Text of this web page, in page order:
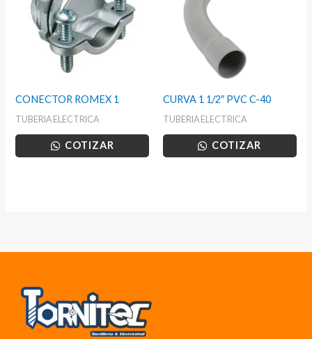
CONECTOR ROMEX 1
TUBERIA ELECTRICA
COTIZAR
CURVA 1 1/2″ PVC C-40
TUBERIA ELECTRICA
COTIZAR